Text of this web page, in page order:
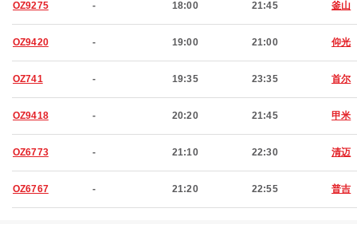
OZ9275 - 18:00 21:45 釜山
OZ9420 - 19:00 21:00 仰光
OZ741 - 19:35 23:35 首尔
OZ9418 - 20:20 21:45 甲米
OZ6773 - 21:10 22:30 清迈
OZ6767 - 21:20 22:55 普吉